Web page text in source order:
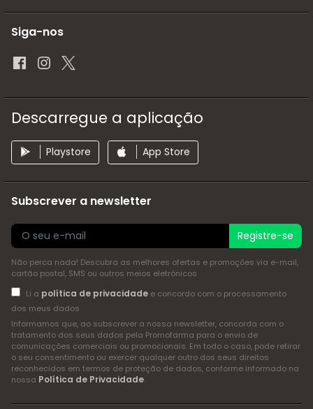
Siga-nos
Descarregue a aplicação
Playstore App Store
Subscrever a newsletter
Registre-se
Não perca nada! Descubra as melhores ofertas e promoções via e-mail,
cartão postal, SMS ou outros meios eletrónicos
Li a política de privacidadee concordo com o processamento
dos meus dados
Informamos que, ao subscrever a nossa newsletter, concorda com o
tratamento dos seus dados pela Promofarma para o envio de
comunicações comerciais ou promocionais. Em todo o caso, pode retirar
o seu consentimento ou exercer qualquer outro dos seus direitos
reconhecidos em termos de proteção de dados, conforme informado na
nossa Política de Privacidade.